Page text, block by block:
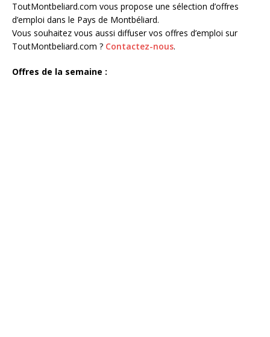
ToutMontbeliard.com vous propose une sélection d’offres
d’emploi dans le Pays de Montbéliard.
Vous souhaitez vous aussi diffuser vos offres d’emploi sur
ToutMontbeliard.com ? Contactez-nous.
Offres de la semaine :